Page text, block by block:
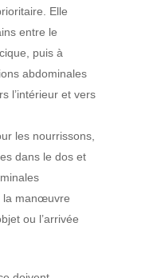
Elle
entre le
puis à
abdominales
l’intérieur et vers
les nourrissons,
dans le dos et
manœuvre
ou l’arrivée